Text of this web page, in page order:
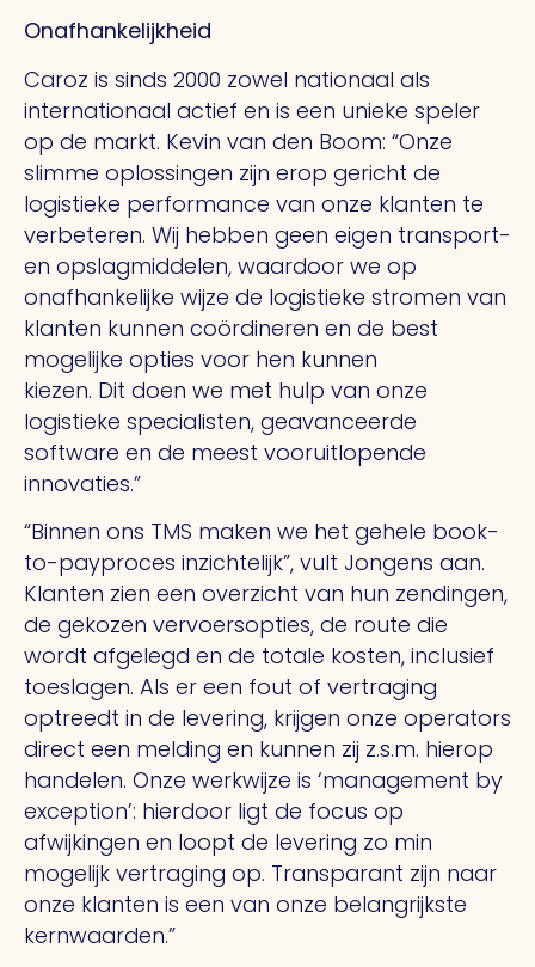
Onafhankelijkheid
Caroz is sinds 2000 zowel nationaal als
internationaal actief en is een unieke speler
op de markt. Kevin van den Boom: “Onze
slimme oplossingen zijn erop gericht de
logistieke performance van onze klanten te
verbeteren. Wij hebben geen eigen transport-
en opslagmiddelen, waardoor we op
onafhankelijke wijze de logistieke stromen van
klanten kunnen coördineren en de best
mogelijke opties voor hen kunnen
kiezen. Dit doen we met hulp van onze
logistieke specialisten, geavanceerde
software en de meest vooruitlopende
innovaties.”
“Binnen ons TMS maken we het gehele book-
to-payproces inzichtelijk”, vult Jongens aan.
Klanten zien een overzicht van hun zendingen,
de gekozen vervoersopties, de route die
wordt afgelegd en de totale kosten, inclusief
toeslagen. Als er een fout of vertraging
optreedt in de levering, krijgen onze operators
direct een melding en kunnen zij z.s.m. hierop
handelen. Onze werkwijze is ‘management by
exception’: hierdoor ligt de focus op
afwijkingen en loopt de levering zo min
mogelijk vertraging op. Transparant zijn naar
onze klanten is een van onze belangrijkste
kernwaarden.”